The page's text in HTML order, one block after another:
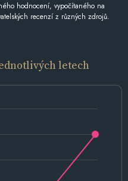
hodnocení, vypočítaného na
recenzí z různých zdrojů.
letech